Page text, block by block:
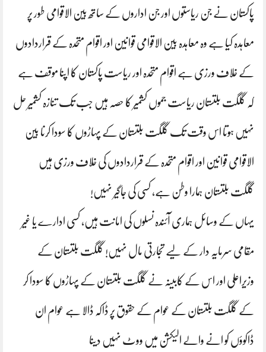
پاکستان نے جن ریاستوں اور جن اداروں کے ساتھ بین الاقوامی طور پر
معاہدہ کیا ہے وہ معاہدہ بین الاقوامی قوانین اور اقوام متحدہ کے قراردادوں
کے خلاف ورزی ہے اقوام متحدہ اور ریاست پاکستان کا اپنا موقف ہے
کہ گلگت بلتستان ریاست جموں کشمیر کا حصہ ہیں جب تک تنازہ کشمیر حل
نہیں ہوتا اس وقت تک گلگت بلتستان کے پہاڑوں کا سودا کرنا بین
الاقوامی قوانین اور اقوام متحدہ کے قراردادوں کی خلاف ورزی ہیں
گلگت بلتستان ہمارا وطن ہے، کسی کی جاگیر نہیں!
یہاں کے وسائل ہماری آئندہ نسلوں کی امانت ہیں، کسی ادارے یا غیر
مقامی سرمایہ دار کے لیے تجارتی مال نہیں! گلگت بلتستان کے
وزیراعلی اور اس کے کابینہ نے گلگت بلتستان کے پہاڑوں کا سودا کر
کے گلگت بلتستان کے عوام کے حقوق پر ڈاکہ ڈالا ہے عوام ان
ڈاکوؤں کو انے والے الیکشن میں ووٹ نہیں دینا